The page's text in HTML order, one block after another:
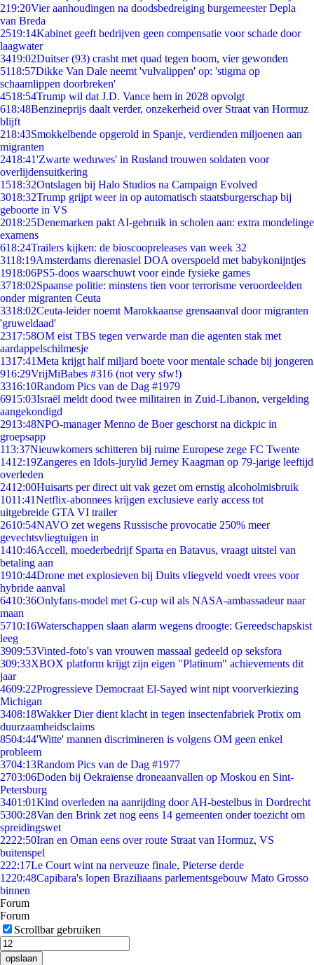
219:20Vier aanhoudingen na doodsbedreiging burgemeester Depla
van Breda
2519:14Kabinet geeft bedrijven geen compensatie voor schade door
laagwater
3419:02Duitser (93) crasht met quad tegen boom, vier gewonden
5118:57Dikke Van Dale neemt 'vulvalippen' op: 'stigma op
schaamlippen doorbreken'
4518:54Trump wil dat J.D. Vance hem in 2028 opvolgt
618:48Benzineprijs daalt verder, onzekerheid over Straat van Hormuz
blijft
218:43Smokkelbende opgerold in Spanje, verdienden miljoenen aan
migranten
2418:41'Zwarte weduwes' in Rusland trouwen soldaten voor
overlijdensuitkering
1518:32Ontslagen bij Halo Studios na Campaign Evolved
3018:32Trump grijpt weer in op automatisch staatsburgerschap bij
geboorte in VS
2018:25Denemarken pakt AI-gebruik in scholen aan: extra mondelinge
examens
618:24Trailers kijken: de bioscoopreleases van week 32
3118:19Amsterdams dierenasiel DOA overspoeld met babykonijntjes
1918:06PS5-doos waarschuwt voor einde fysieke games
3718:02Spaanse politie: minstens tien voor terrorisme veroordeelden
onder migranten Ceuta
3318:02Ceuta-leider noemt Marokkaanse grensaanval door migranten
'gruweldaad'
2317:58OM eist TBS tegen verwarde man die agenten stak met
aardappelschilmesje
1317:41Meta krijgt half miljard boete voor mentale schade bij jongeren
916:29VrijMiBabes #316 (not very sfw!)
3316:10Random Pics van de Dag #1979
6915:03Israël meldt dood twee militairen in Zuid-Libanon, vergelding
aangekondigd
2913:48NPO-manager Menno de Boer geschorst na dickpic in
groepsapp
113:37Nieuwkomers schitteren bij ruime Europese zege FC Twente
1412:19Zangeres en Idols-jurylid Jerney Kaagman op 79-jarige leeftijd
overleden
2412:00Huisarts per direct uit vak gezet om ernstig alcoholmisbruik
1011:41Netflix-abonnees krijgen exclusieve early access tot
uitgebreide GTA VI trailer
2610:54NAVO zet wegens Russische provocatie 250% meer
gevechtsvliegtuigen in
1410:46Accell, moederbedrijf Sparta en Batavus, vraagt uitstel van
betaling aan
1910:44Drone met explosieven bij Duits vliegveld voedt vrees voor
hybride aanval
6410:36Onlyfans-model met G-cup wil als NASA-ambassadeur naar
maan
5710:16Waterschappen slaan alarm wegens droogte: Gereedschapskist
leeg
3909:53Vinted-foto's van vrouwen massaal gedeeld op seksfora
309:33XBOX platform krijgt zijn eigen "Platinum" achievements dit
jaar
4609:22Progressieve Democraat El-Sayed wint nipt voorverkiezing
Michigan
3408:18Wakker Dier dient klacht in tegen insectenfabriek Protix om
duurzaamheidsclaims
8504:44'Witte' mannen discrimineren is volgens OM geen enkel
probleem
3704:13Random Pics van de Dag #1977
2703:06Doden bij Oekraïense droneaanvallen op Moskou en Sint-
Petersburg
3401:01Kind overleden na aanrijding door AH-bestelbus in Dordrecht
5300:28Van den Brink zet nog eens 14 gemeenten onder toezicht om
spreidingswet
2222:50Iran en Oman eens over route Straat van Hormuz, VS
buitenspel
222:17Le Court wint na nerveuze finale, Pieterse derde
1220:48Capibara's lopen Braziliaans parlementsgebouw Mato Grosso
binnen
Forum
Forum
Scrollbar gebruiken
opslaan